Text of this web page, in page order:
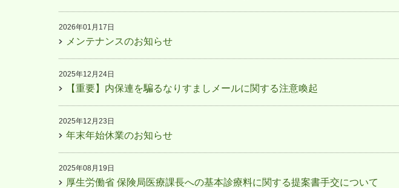
2026年01月17日
メンテナンスのお知らせ
2025年12月24日
【重要】内保連を騙るなりすましメールに関する注意喚起
2025年12月23日
年末年始休業のお知らせ
2025年08月19日
厚生労働省 保険局医療課長への基本診療料に関する提案書手交について